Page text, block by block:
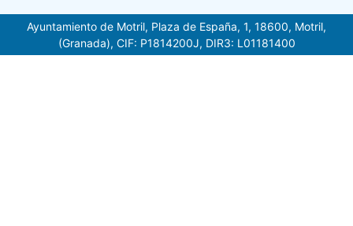
Ayuntamiento de Motril, Plaza de España, 1, 18600, Motril,
(Granada), CIF: P1814200J, DIR3: L01181400